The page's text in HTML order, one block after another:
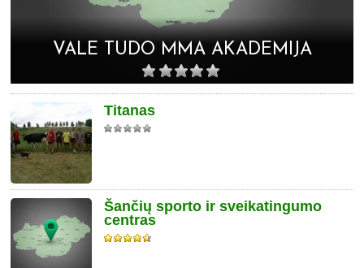
VALE TUDO MMA AKADEMIJA
Titanas
Šančių sporto ir sveikatingumo
centras